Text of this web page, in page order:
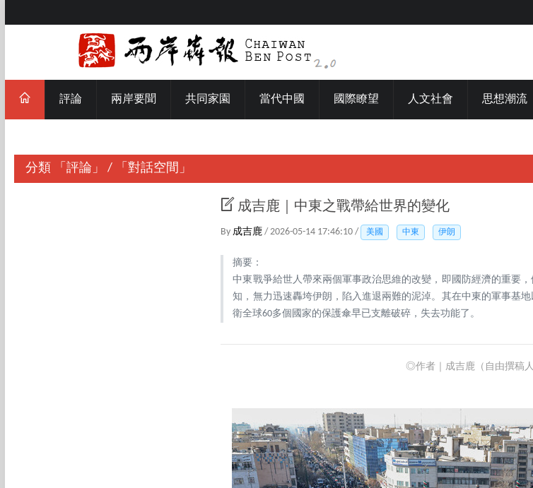
評論 兩岸要聞 共同家園 當代中國 國際瞭望 人文社會 思想潮流
分類 「評論」 / 「對話空間」
成吉鹿｜中東之戰帶給世界的變化
By 成吉鹿 / 2026-05-14 17:46:10 / 美國 中東 伊朗
摘要：
中東戰爭給世人帶來兩個軍事政治思維的改變，即國防經濟的重要
知，無力迅速轟垮伊朗，陷入進退兩難的泥淖。其在中東的軍事基
衛全球60多個國家的保護傘早已支離破碎，失去功能了。
◎作者｜成吉鹿（自由撰稿人